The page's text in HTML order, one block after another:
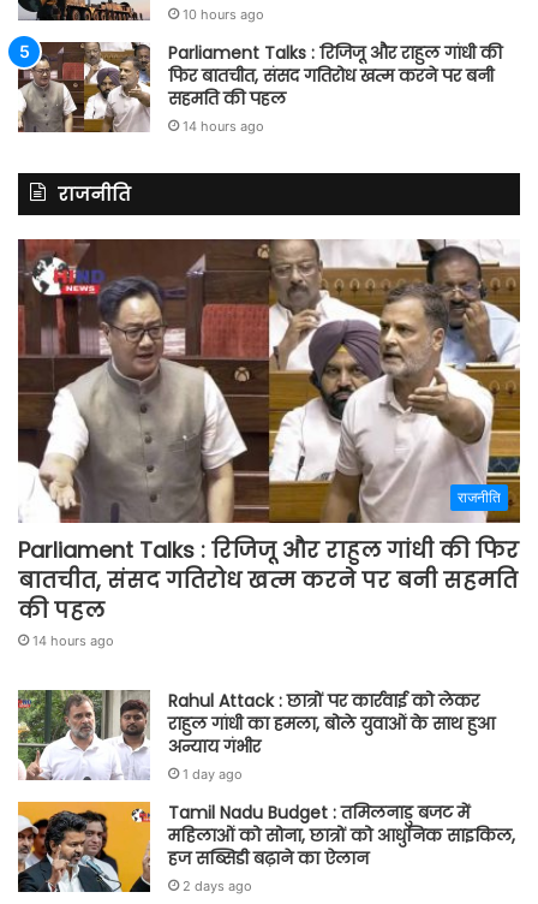
10 hours ago
Parliament Talks : रिजिजू और राहुल गांधी की
फिर बातचीत, संसद गतिरोध खत्म करने पर बनी
सहमति की पहल
14 hours ago
राजनीति
राजनीति
Parliament Talks : रिजिजू और राहुल गांधी की फिर
बातचीत, संसद गतिरोध खत्म करने पर बनी सहमति
की पहल
14 hours ago
Rahul Attack : छात्रों पर कार्रवाई को लेकर
राहुल गांधी का हमला, बोले युवाओं के साथ हुआ
अन्याय गंभीर
1 day ago
Tamil Nadu Budget : तमिलनाडु बजट में
महिलाओं को सोना, छात्रों को आधुनिक साइकिल,
हज सब्सिडी बढ़ाने का ऐलान
2 days ago